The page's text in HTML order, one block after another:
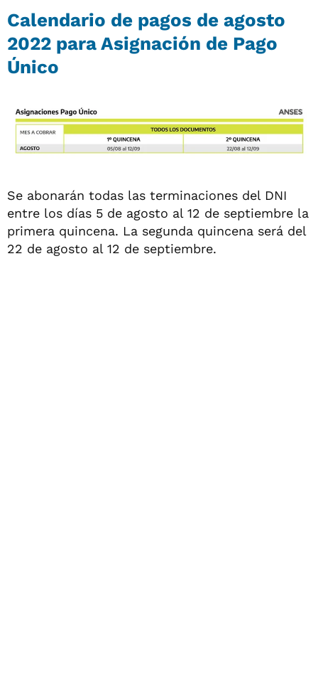
Calendario de pagos de agosto
2022 para Asignación de Pago
Único
Se abonarán todas las terminaciones del DNI
entre los días 5 de agosto al 12 de septiembre la
primera quincena. La segunda quincena será del
22 de agosto al 12 de septiembre.